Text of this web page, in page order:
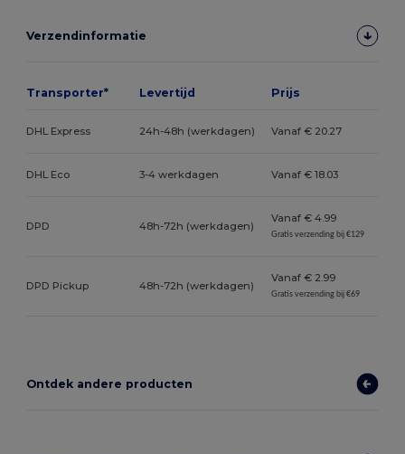
Verzendinformatie
Transporter* Levertijd Prijs
DHL Express 24h-48h (werkdagen) Vanaf € 20.27
DHL Eco 3-4 werkdagen Vanaf € 18.03
DPD 48h-72h (werkdagen)
Vanaf € 4.99
Gratis verzending bij €129
DPD Pickup 48h-72h (werkdagen)
Vanaf € 2.99
Gratis verzending bij €69
Ontdek andere producten